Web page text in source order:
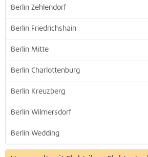
Berlin Zehlendorf
Berlin Friedrichshain
Berlin Mitte
Berlin Charlottenburg
Berlin Kreuzberg
Berlin Wilmersdorf
Berlin Wedding